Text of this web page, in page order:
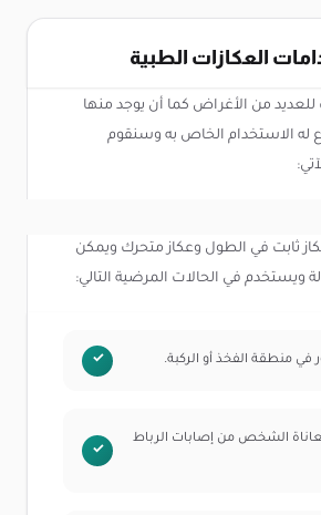
العكازات الطبية
من الأغراض كما أن يوجد منها
له الاستخدام الخاص به وسنقوم
ثابت في الطول وعكاز متحرك ويمكن
ويستخدم في الحالات المرضية التالي:
في منطقة الفخذ أو الركبة.
الشخص من إصابات الرباط